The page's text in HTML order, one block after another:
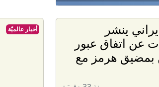
ينشر
عن اتفاق عبور
بمضيق هرمز مع
أخبار عالميّة